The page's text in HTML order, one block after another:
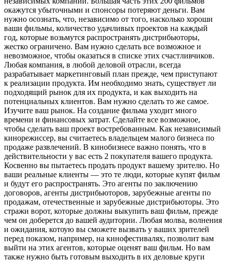
окажутся убыточными и спонсоры потеряют деньги. Вам
нужно осознать, что, независимо от того, насколько хороши
ваши фильмы, количество удачливых проектов на каждый
год, которые возьмутся распространять дистрибьюторы,
жестко ограничено. Вам нужно сделать все возможное и
невозможное, чтобы оказаться в списке этих счастливчиков.
Любая компания, в любой деловой отрасли, всегда
разрабатывает маркетинговый план прежде, чем приступают
к реализации продукта. Им необходимо знать, существует ли
подходящий рынок для их продукта, и как выходить на
потенциальных клиентов. Вам нужно сделать то же самое.
Изучите ваш рынок. На создание фильма уходит много
времени и финансовых затрат. Сделайте все возможное,
чтобы сделать ваш проект востребованным. Как независимый
кинорежиссер, вы считаетесь владельцем малого бизнеса по
продаже развлечений. В кинобизнесе важно понять, что в
действительности у вас есть 2 покупателя вашего продукта.
Косвенно вы пытаетесь продать продукт вашему зрителю. Но
ваши реальные клиенты — это те люди, которые купят фильм
и будут его распространять. Это агенты по заключению
договоров, агенты дистрибьюторов, зарубежные агенты по
продажам, отечественные и зарубежные дистрибьюторы. Это
стражи ворот, которые должны выкупить ваш фильм, прежде
чем он доберется до вашей аудитории. Любая молва, волнения
и ожидания, котоую вы сможете вызвать у ваших зрителей
перед показом, например, на кинофестивалях, позволит вам
выйти на этих агентов, которые оценят ваш фильм. Но вам
также нужно быть готовым выходить в их деловые круги